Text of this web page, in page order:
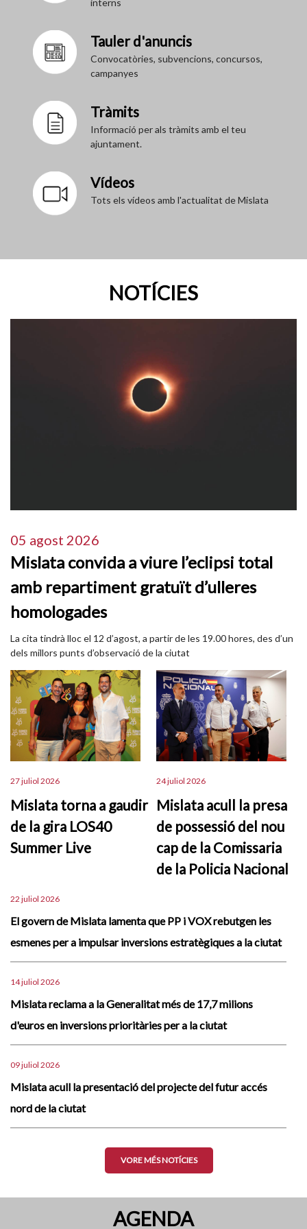
Tauler d'anuncis
Convocatòries, subvencions, concursos,
campanyes
Tràmits
Informació per als tràmits amb el teu
ajuntament.
Vídeos
Tots els vídeos amb l'actualitat de Mislata
NOTÍCIES
05 agost 2026
Mislata convida a viure l’eclipsi total
amb repartiment gratuït d’ulleres
homologades
La cita tindrà lloc el 12 d’agost, a partir de les 19.00 hores, des d’un
dels millors punts d’observació de la ciutat
27 juliol 2026
Mislata torna a gaudir
de la gira LOS40
Summer Live
24 juliol 2026
Mislata acull la presa
de possessió del nou
cap de la Comissaria
de la Policia Nacional
22 juliol 2026
El govern de Mislata lamenta que PP i VOX rebutgen les
esmenes per a impulsar inversions estratègiques a la ciutat
14 juliol 2026
Mislata reclama a la Generalitat més de 17,7 milions
d'euros en inversions prioritàries per a la ciutat
09 juliol 2026
Mislata acull la presentació del projecte del futur accés
nord de la ciutat
VORE MÉS NOTÍCIES
AGENDA